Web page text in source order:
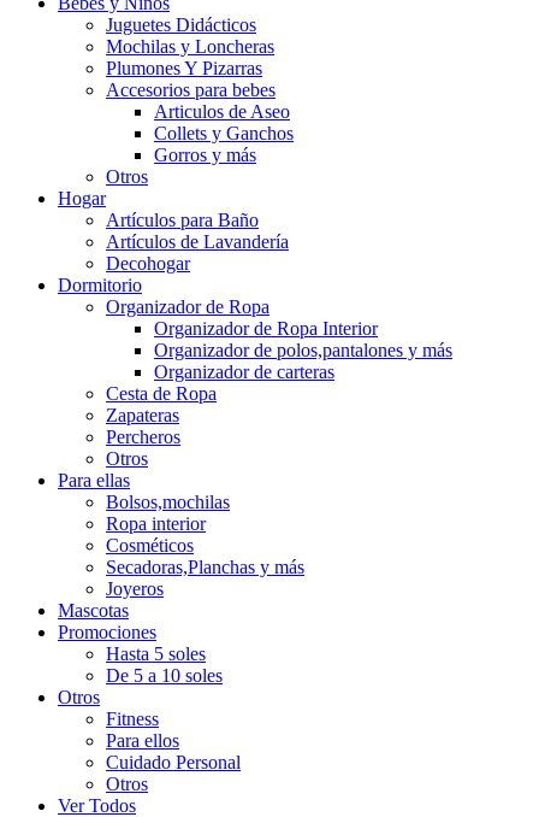
Juguetes Didácticos
Mochilas y Loncheras
Plumones Y Pizarras
Accesorios para bebes
Articulos de Aseo
Collets y Ganchos
Gorros y más
Otros
Hogar
Artículos para Baño
Artículos de Lavandería
Decohogar
Dormitorio
Organizador de Ropa
Organizador de Ropa Interior
Organizador de polos,pantalones y más
Organizador de carteras
Cesta de Ropa
Zapateras
Percheros
Otros
Para ellas
Bolsos,mochilas
Ropa interior
Cosméticos
Secadoras,Planchas y más
Joyeros
Mascotas
Promociones
Hasta 5 soles
De 5 a 10 soles
Otros
Fitness
Para ellos
Cuidado Personal
Otros
Ver Todos